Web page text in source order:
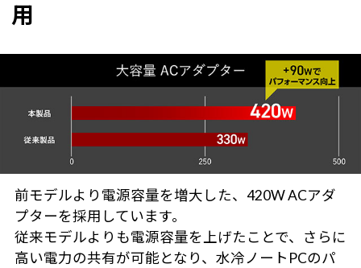
用
前モデルより電源容量を増大した、420W ACアダ
プターを採用しています。
従来モデルよりも電源容量を上げたことで、さらに
高い電力の共有が可能となり、水冷ノートPCのパ